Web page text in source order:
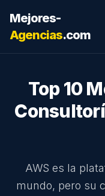
Mejores-
Agencias.com
Top 10
AWS es la
mundo, pero su